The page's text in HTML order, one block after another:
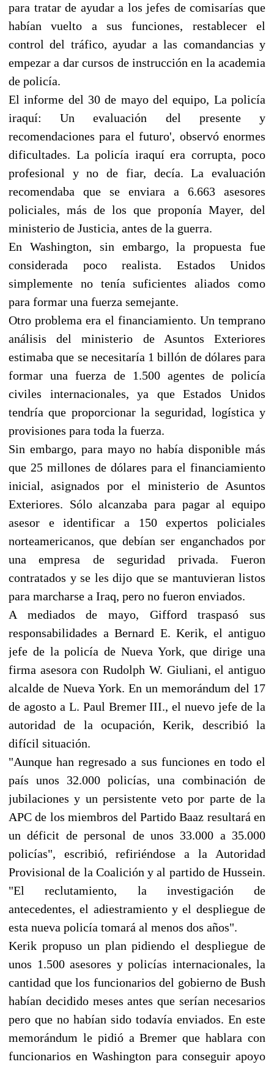
para tratar de ayudar a los jefes de comisarías que
habían vuelto a sus funciones, restablecer el
control del tráfico, ayudar a las comandancias y
empezar a dar cursos de instrucción en la academia
de policía.
El informe del 30 de mayo del equipo, La policía
iraquí: Un evaluación del presente y
recomendaciones para el futuro', observó enormes
dificultades. La policía iraquí era corrupta, poco
profesional y no de fiar, decía. La evaluación
recomendaba que se enviara a 6.663 asesores
policiales, más de los que proponía Mayer, del
ministerio de Justicia, antes de la guerra.
En Washington, sin embargo, la propuesta fue
considerada poco realista. Estados Unidos
simplemente no tenía suficientes aliados como
para formar una fuerza semejante.
Otro problema era el financiamiento. Un temprano
análisis del ministerio de Asuntos Exteriores
estimaba que se necesitaría 1 billón de dólares para
formar una fuerza de 1.500 agentes de policía
civiles internacionales, ya que Estados Unidos
tendría que proporcionar la seguridad, logística y
provisiones para toda la fuerza.
Sin embargo, para mayo no había disponible más
que 25 millones de dólares para el financiamiento
inicial, asignados por el ministerio de Asuntos
Exteriores. Sólo alcanzaba para pagar al equipo
asesor e identificar a 150 expertos policiales
norteamericanos, que debían ser enganchados por
una empresa de seguridad privada. Fueron
contratados y se les dijo que se mantuvieran listos
para marcharse a Iraq, pero no fueron enviados.
A mediados de mayo, Gifford traspasó sus
responsabilidades a Bernard E. Kerik, el antiguo
jefe de la policía de Nueva York, que dirige una
firma asesora con Rudolph W. Giuliani, el antiguo
alcalde de Nueva York. En un memorándum del 17
de agosto a L. Paul Bremer III., el nuevo jefe de la
autoridad de la ocupación, Kerik, describió la
difícil situación.
"Aunque han regresado a sus funciones en todo el
país unos 32.000 policías, una combinación de
jubilaciones y un persistente veto por parte de la
APC de los miembros del Partido Baaz resultará en
un déficit de personal de unos 33.000 a 35.000
policías", escribió, refiriéndose a la Autoridad
Provisional de la Coalición y al partido de Hussein.
"El reclutamiento, la investigación de
antecedentes, el adiestramiento y el despliegue de
esta nueva policía tomará al menos dos años".
Kerik propuso un plan pidiendo el despliegue de
unos 1.500 asesores y policías internacionales, la
cantidad que los funcionarios del gobierno de Bush
habían decidido meses antes que serían necesarios
pero que no habían sido todavía enviados. En este
memorándum le pidió a Bremer que hablara con
funcionarios en Washington para conseguir apoyo